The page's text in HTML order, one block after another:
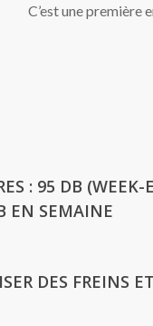
C’est une
: 95 DB (WEEK-
EN SEMAINE
DES FREINS